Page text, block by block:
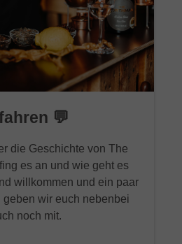
💬
die Geschichte von The
es an und wie geht es
willkommen und ein paar
geben wir euch nebenbei
noch mit.